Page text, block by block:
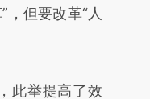
，但要改革“人
此举提高了效